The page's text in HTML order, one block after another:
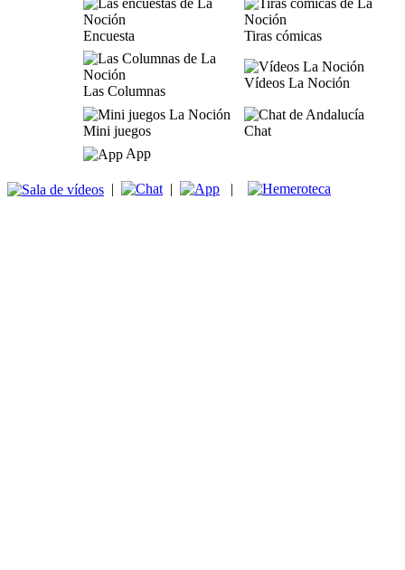
Encuesta Tiras cómicas
Las Columnas
Vídeos La Noción
Mini juegos
Chat
App
| | |